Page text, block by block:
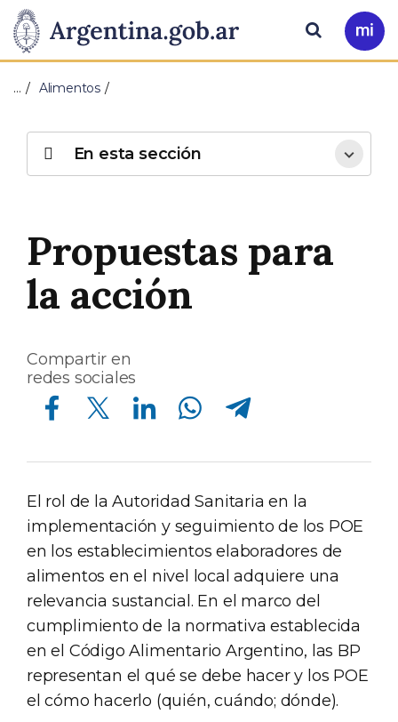
Presidencia
de
Nación
Pasar al contenido principal
Ir
a
Buscar
… Alimentos
Propuestas para
la acción
Compartir en
redes sociales
Compartir en Facebook Compartir en Twitter Compartir en Linkedin Compartir en Whatsapp Compartir en Telegram
El rol de la Autoridad Sanitaria en la
implementación y seguimiento de los POE
en los establecimientos elaboradores de
alimentos en el nivel local adquiere una
relevancia sustancial. En el marco del
cumplimiento de la normativa establecida
en el Código Alimentario Argentino, las BP
representan el qué se debe hacer y los POE
el cómo hacerlo (quién, cuándo; dónde).
En esta sección